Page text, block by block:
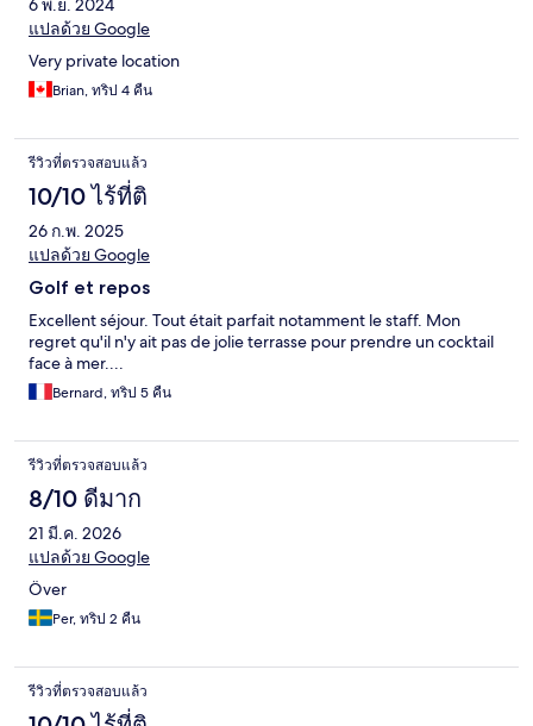
6 พ.ย. 2024
แปลด้วย Google
Very private location
Brian, ทริป 4 คืน
รีวิวที่ตรวจสอบแล้ว
10/10 ไร้ที่ติ
26 ก.พ. 2025
แปลด้วย Google
Golf et repos
Excellent séjour. Tout était parfait notamment le staff. Mon
regret qu'il n'y ait pas de jolie terrasse pour prendre un cocktail
face à mer....
Bernard, ทริป 5 คืน
รีวิวที่ตรวจสอบแล้ว
8/10 ดีมาก
21 มี.ค. 2026
แปลด้วย Google
Över
Per, ทริป 2 คืน
รีวิวที่ตรวจสอบแล้ว